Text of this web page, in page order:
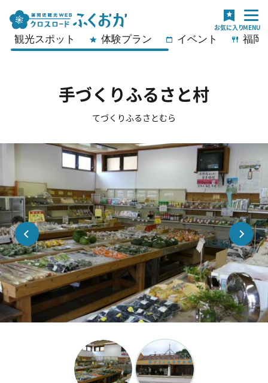
観光スポット 体験プラン イベント 福岡
手づくりふるさと村
てづくりふるさとむら